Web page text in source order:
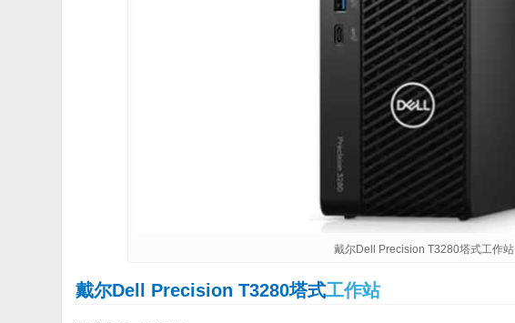
戴尔Dell Precision T3280塔式工作站
戴尔Dell Precision T3280塔式工作站